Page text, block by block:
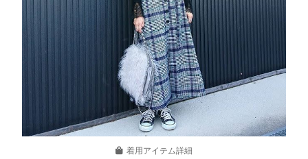
着用アイテム詳細